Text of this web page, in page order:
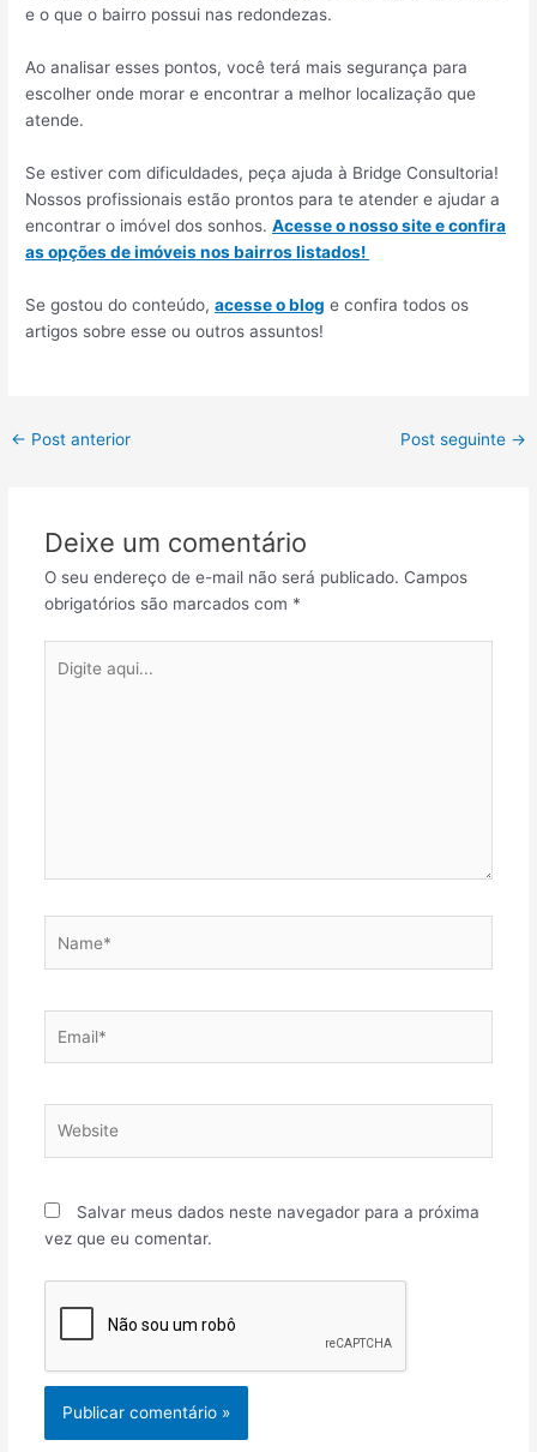
e o que o bairro possui nas redondezas.
Ao analisar esses pontos, você terá mais segurança para
escolher onde morar e encontrar a melhor localização que
atende.
Se estiver com dificuldades, peça ajuda à Bridge Consultoria!
Nossos profissionais estão prontos para te atender e ajudar a
encontrar o imóvel dos sonhos.Acesse o nosso site e confira
as opções de imóveis nos bairros listados!
Se gostou do conteúdo,acesse o blog e confira todos os
artigos sobre esse ou outros assuntos!
Post
← Post anterior Post seguinte →
Deixe um comentário
O seu endereço de e-mail não será publicado. Campos
obrigatórios são marcados com *
aqui...
Salvar meus dados neste navegador para a próxima
vez que eu comentar.